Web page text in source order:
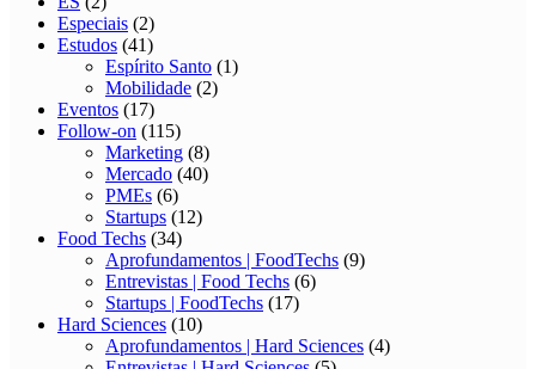
Especiais (2)
Estudos (41)
Espírito Santo (1)
Mobilidade (2)
Eventos (17)
Follow-on (115)
Marketing (8)
Mercado (40)
PMEs (6)
Startups (12)
Food Techs (34)
Aprofundamentos | FoodTechs (9)
Entrevistas | Food Techs (6)
Startups | FoodTechs (17)
Hard Sciences (10)
Aprofundamentos | Hard Sciences (4)